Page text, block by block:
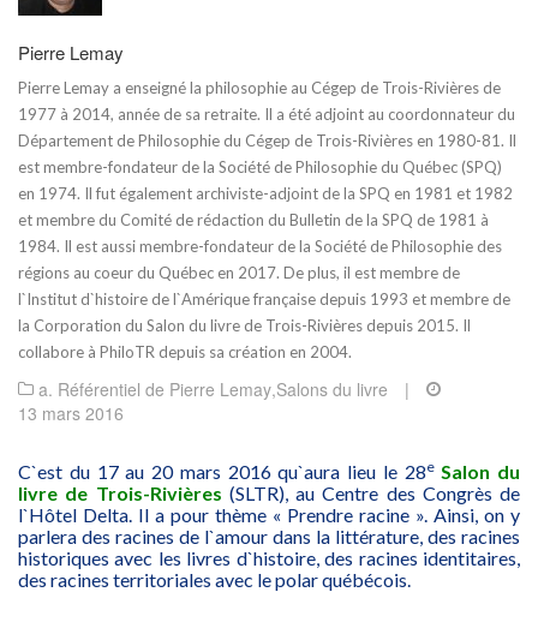
Pierre Lemay
Pierre Lemay a enseigné la philosophie au Cégep de Trois-Rivières de
1977 à 2014, année de sa retraite. Il a été adjoint au coordonnateur du
Département de Philosophie du Cégep de Trois-Rivières en 1980-81. Il
est membre-fondateur de la Société de Philosophie du Québec (SPQ)
en 1974. Il fut également archiviste-adjoint de la SPQ en 1981 et 1982
et membre du Comité de rédaction du Bulletin de la SPQ de 1981 à
1984. Il est aussi membre-fondateur de la Société de Philosophie des
régions au coeur du Québec en 2017. De plus, il est membre de
l`Institut d`histoire de l`Amérique française depuis 1993 et membre de
la Corporation du Salon du livre de Trois-Rivières depuis 2015. Il
collabore à PhiloTR depuis sa création en 2004.
a. Référentiel de Pierre Lemay,Salons du livre
|
13 mars 2016
C`est du 17 au 20 mars 2016 qu`aura lieu le 28e Salon du
livre de Trois-Rivières (SLTR), au Centre des Congrès de
l`Hôtel Delta. Il a pour thème « Prendre racine ». Ainsi, on y
parlera des racines de l`amour dans la littérature, des racines
historiques avec les livres d`histoire, des racines identitaires,
des racines territoriales avec le polar québécois.